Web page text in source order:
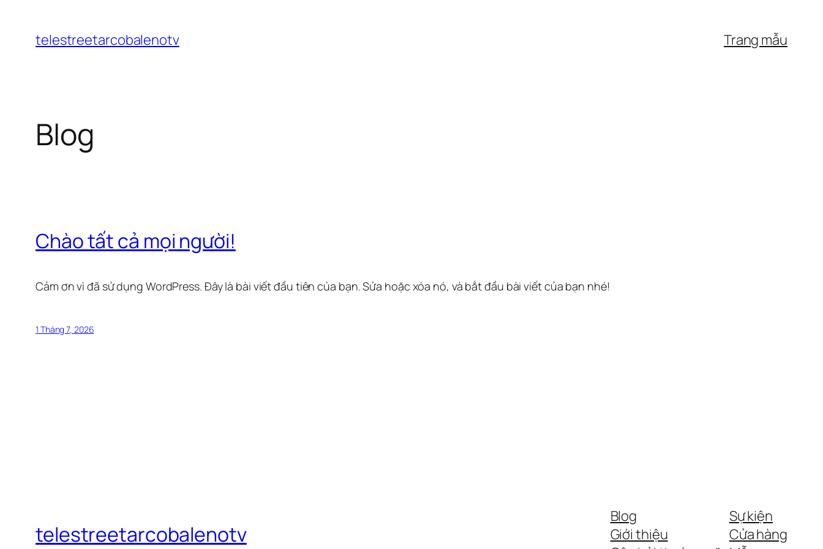
telestreetarcobalenotv Trang mẫu
Blog
Chào tất cả mọi người!
Cảm ơn vì đã sử dụng WordPress. Đây là bài viết đầu tiên của bạn. Sửa hoặc xóa nó, và bắt đầu bài viết của bạn nhé!
1 Tháng 7, 2026
telestreetarcobalenotv
Blog
Giới thiệu
Sự kiện
Cửa hàng